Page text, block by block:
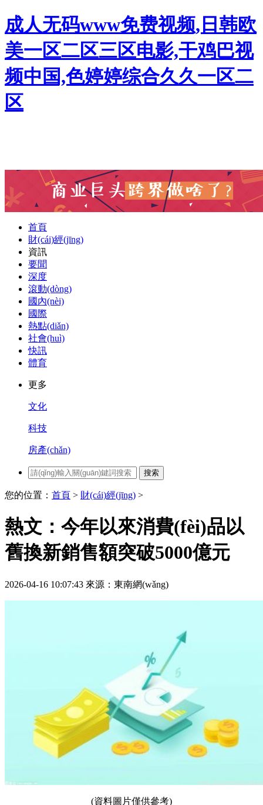
成人无码www免费视频,日韩欧
美一区二区三区电影,干鸡巴视
频中国,色婷婷综合久久一区二
区
首頁
財(cái)經(jīng)
資訊
要聞
深度
滾動(dòng)
國內(nèi)
國際
熱點(diǎn)
社會(huì)
快訊
體育
更多
文化
科技
房產(chǎn)
搜索
您的位置： 首頁 > 財(cái)經(jīng) >
熱文：今年以來消費(fèi)品以
舊換新銷售額突破5000億元
2026-04-16 10:07:43 來源：東南網(wǎng)
(資料圖片僅供參考)